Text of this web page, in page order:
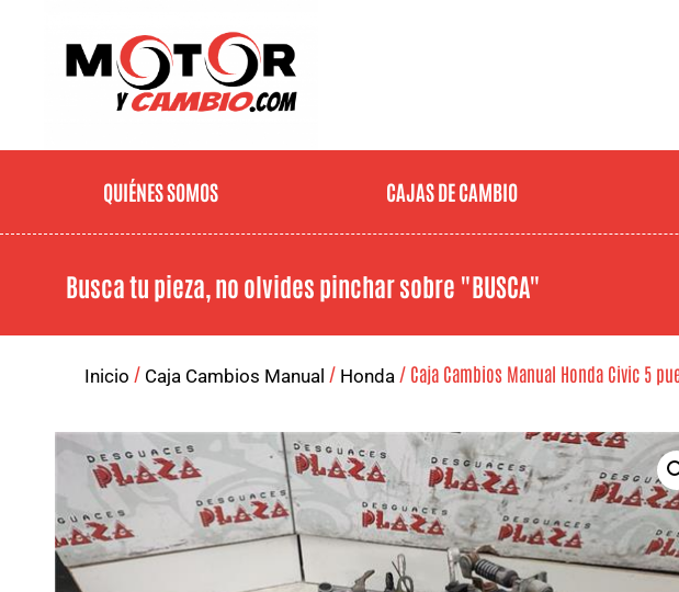
QUIÉNES SOMOS CAJAS DE CAMBIO
Busca tu pieza, no olvides pinchar sobre "BUSCA"
Inicio / Caja Cambios Manual / Honda / Caja Cambios Manual Honda Civic 5